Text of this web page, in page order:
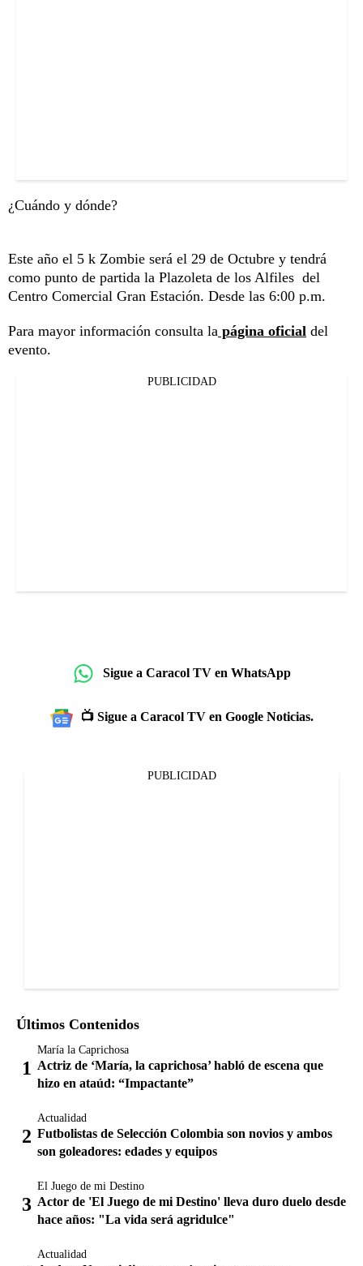
¿Cuándo y dónde?
Este año el 5 k Zombie será el 29 de Octubre y tendrá
como punto de partida la Plazoleta de los Alfiles del
Centro Comercial Gran Estación. Desde las 6:00 p.m.
Para mayor información consulta la página oficial del
evento.
PUBLICIDAD
Sigue a Caracol TV en WhatsApp
📺 Sigue a Caracol TV en Google Noticias.
PUBLICIDAD
Últimos Contenidos
María la Caprichosa
Actriz de ‘María, la caprichosa’ habló de escena que
hizo en ataúd: “Impactante”
Actualidad
Futbolistas de Selección Colombia son novios y ambos
son goleadores: edades y equipos
El Juego de mi Destino
Actor de 'El Juego de mi Destino' lleva duro duelo desde
hace años: "La vida será agridulce"
Actualidad